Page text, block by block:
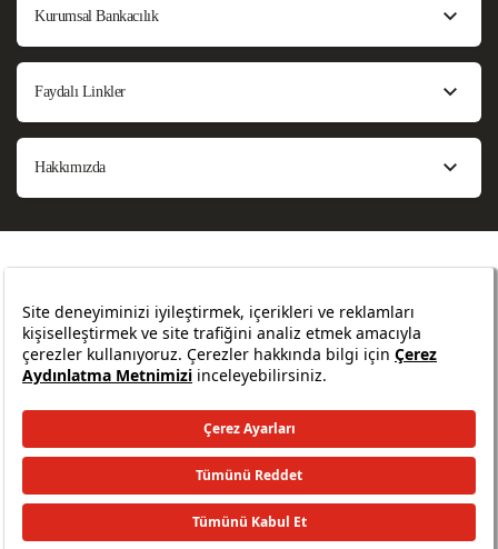
Kurumsal Bankacılık
Faydalı Linkler
Hakkımızda
Bilgi Toplumu Hizmetleri Sözleşmeler ve Formlar
Sıkça Sorulan Sorular Site Haritası
Güvenlik Yasal Uyarılar
Her hakkı Aktif Bank'a aittir. © 2026